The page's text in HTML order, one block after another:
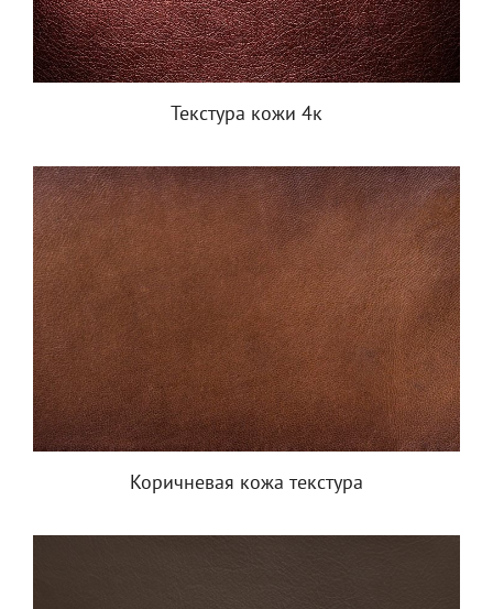
Текстура кожи 4к
Коричневая кожа текстура